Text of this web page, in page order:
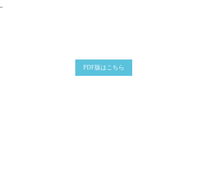
PDF版はこちら